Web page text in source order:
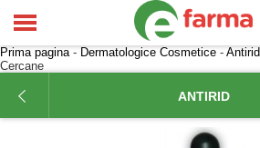
Prima pagina- Dermatologice Cosmetice - Antirid
Cercane
ANTIRID